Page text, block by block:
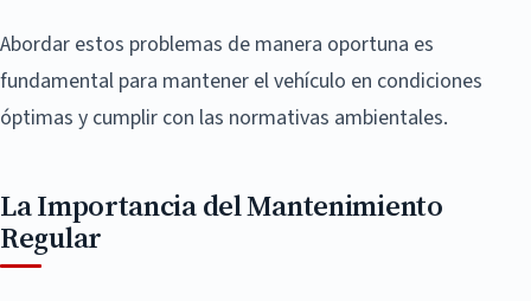
Abordar estos problemas de manera oportuna es
fundamental para mantener el vehículo en condiciones
óptimas y cumplir con las normativas ambientales.
La Importancia del Mantenimiento
Regular